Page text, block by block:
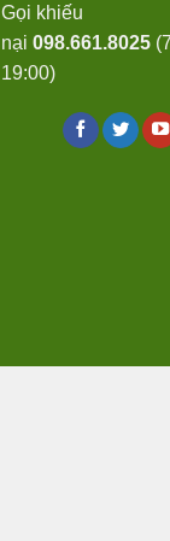
Gọi khiếu
nại 098.661.8025
19:00)